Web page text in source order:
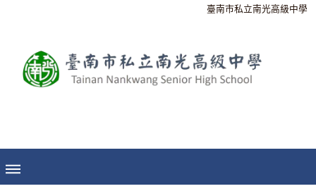
臺南市私立南光高級中學